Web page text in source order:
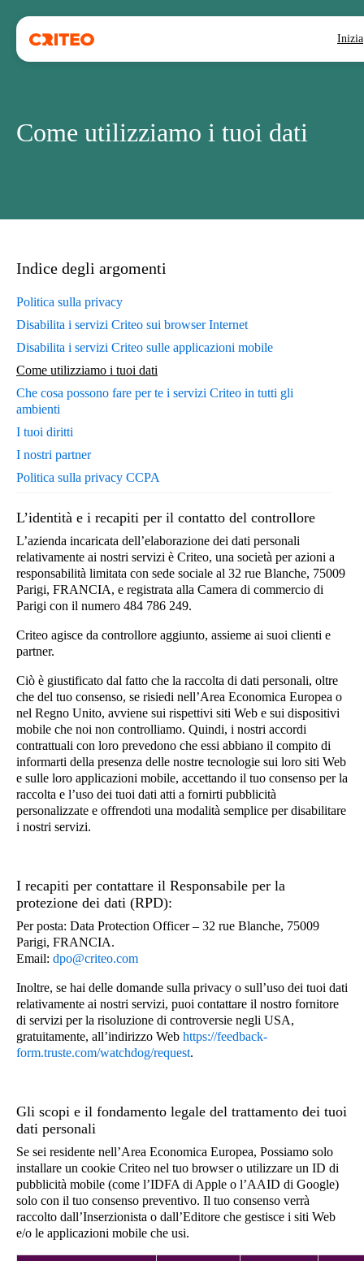
Inizia
Come utilizziamo i tuoi dati
Indice degli argomenti
Politica sulla privacy
Disabilita i servizi Criteo sui browser Internet
Disabilita i servizi Criteo sulle applicazioni mobile
Come utilizziamo i tuoi dati
Che cosa possono fare per te i servizi Criteo in tutti gli
ambienti
I tuoi diritti
I nostri partner
Politica sulla privacy CCPA
L’identità e i recapiti per il contatto del controllore
L’azienda incaricata dell’elaborazione dei dati personali
relativamente ai nostri servizi è Criteo, una società per azioni a
responsabilità limitata con sede sociale al 32 rue Blanche, 75009
Parigi, FRANCIA, e registrata alla Camera di commercio di
Parigi con il numero 484 786 249.
Criteo agisce da controllore aggiunto, assieme ai suoi clienti e
partner.
Ciò è giustificato dal fatto che la raccolta di dati personali, oltre
che del tuo consenso, se risiedi nell’Area Economica Europea o
nel Regno Unito, avviene sui rispettivi siti Web e sui dispositivi
mobile che noi non controlliamo. Quindi, i nostri accordi
contrattuali con loro prevedono che essi abbiano il compito di
informarti della presenza delle nostre tecnologie sui loro siti Web
e sulle loro applicazioni mobile, accettando il tuo consenso per la
raccolta e l’uso dei tuoi dati atti a fornirti pubblicità
personalizzate e offrendoti una modalità semplice per disabilitare
i nostri servizi.
I recapiti per contattare il Responsabile per la
protezione dei dati (RPD):
Per posta: Data Protection Officer – 32 rue Blanche, 75009
Parigi, FRANCIA.
Email: dpo@criteo.com
Inoltre, se hai delle domande sulla privacy o sull’uso dei tuoi dati
relativamente ai nostri servizi, puoi contattare il nostro fornitore
di servizi per la risoluzione di controversie negli USA,
gratuitamente, all’indirizzo Web https://feedback-
form.truste.com/watchdog/request.
Gli scopi e il fondamento legale del trattamento dei tuoi
dati personali
Se sei residente nell’Area Economica Europea, Possiamo solo
installare un cookie Criteo nel tuo browser o utilizzare un ID di
pubblicità mobile (come l’IDFA di Apple o l’AAID di Google)
solo con il tuo consenso preventivo. Il tuo consenso verrà
raccolto dall’Inserzionista o dall’Editore che gestisce i siti Web
e/o le applicazioni mobile che usi.